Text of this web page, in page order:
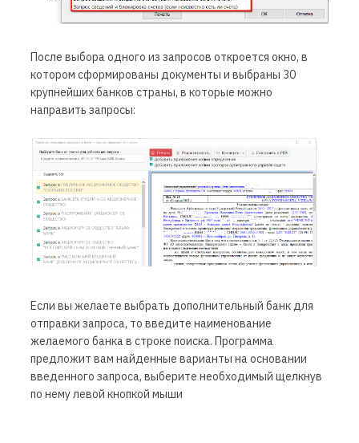
После выбора одного из запросов откроется окно, в
котором сформированы документы и выбраны 30
крупнейших банков страны, в которые можно
направить запросы:
Если вы желаете выбрать дополнительный банк для
отправки запроса, то введите наименование
желаемого банка в строке поиска. Программа
предложит вам найденные варианты на основании
введенного запроса, выберите необходимый щелкнув
по нему левой кнопкой мыши